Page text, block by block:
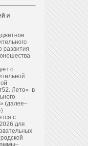
и
развития
о
Лето» в
(далее–
с
для